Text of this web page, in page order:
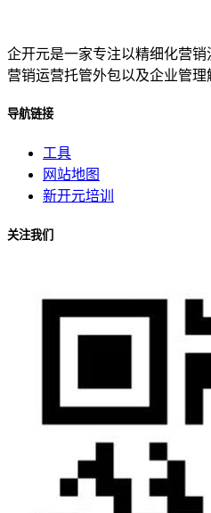
企开元是一家专注以精细化营
营销运营托管外包以及企业管
导航链接
工具
网站地图
新开元培训
关注我们